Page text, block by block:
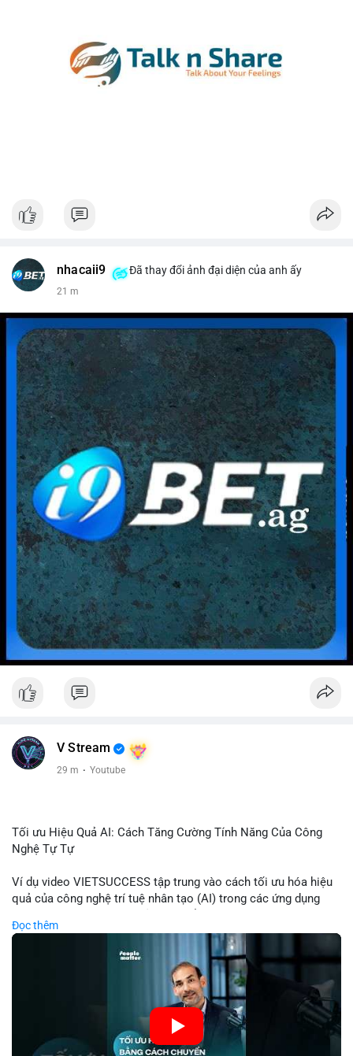
nhacaii9 Đã thay đổi ảnh đại diện của anh ấy
21 m
V Stream
29 m · Youtube
Tối ưu Hiệu Quả AI: Cách Tăng Cường Tính Năng Của Công
Nghệ Tự Tự
Ví dụ video VIETSUCCESS tập trung vào cách tối ưu hóa hiệu
quả của công nghệ trí tuệ nhân tạo (AI) trong các ứng dụng
đoán xu hướng thị trường, và tự động hóa quy trình trong lĩnh
vực tài chính và crypto. Bài đăng nhấn mạnh vai trò của AI
trong việc giảm thiểu sai lầm, tăng tốc độ xử lý, và hỗ trợ quyết
định dựa trên dữ liệu. Điều này đặc biệt quan trọng trong thời
kỳ phát triển nhanh chóng của ngành crypto, nơi tính chính xác
và tốc độ là yếu tố quyết định.
🎥 Xem video trực tiếp tại:
Đọc thêm